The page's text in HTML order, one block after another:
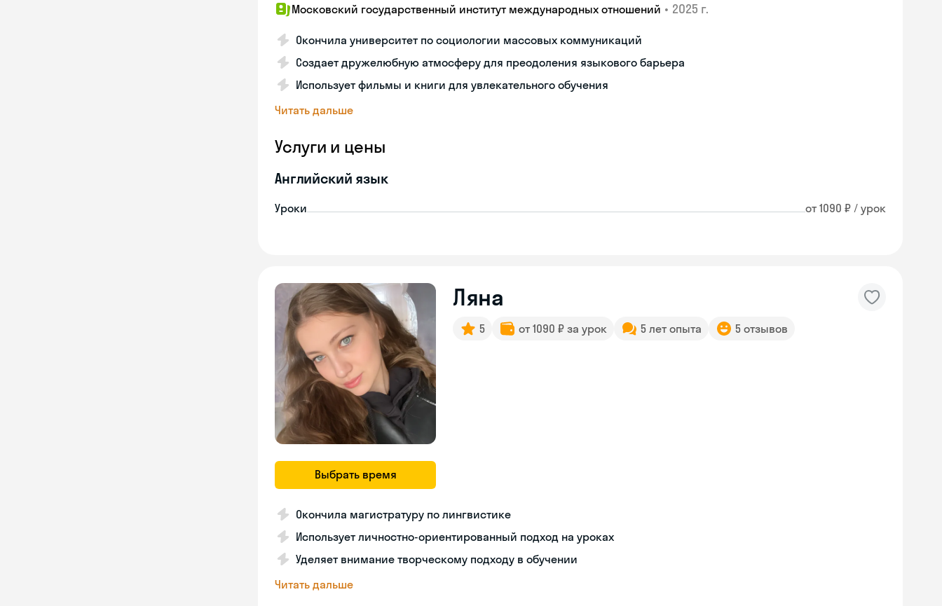
Московский государственный институт международных отношений • 2025 г.
Окончила университет по социологии массовых коммуникаций
Создает дружелюбную атмосферу для преодоления языкового барьера
Использует фильмы и книги для увлекательного обучения
Читать дальше
Услуги и цены
Английский язык
Уроки от 1090 ₽ / урок
Выбрать время
Ляна
5 от 1090 ₽ за урок 5 лет опыта 5 отзывов
Окончила магистратуру по лингвистике
Использует личностно-ориентированный подход на уроках
Уделяет внимание творческому подходу в обучении
Читать дальше